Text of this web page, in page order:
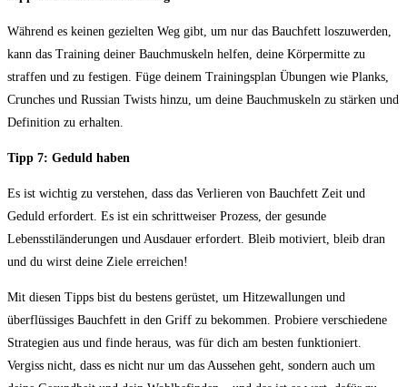
Während es keinen gezielten Weg gibt, um nur das Bauchfett loszuwerden,
kann das Training deiner ⁣Bauchmuskeln helfen, deine Körpermitte zu
straffen und zu ⁤festigen. Füge deinem Trainingsplan Übungen wie Planks,
Crunches und Russian Twists‌ hinzu, um deine Bauchmuskeln zu stärken und
Definition ⁢zu erhalten.
Tipp 7: Geduld haben
Es ist wichtig zu ​verstehen, dass das Verlieren von Bauchfett Zeit und
Geduld ‍erfordert. Es ist ein schrittweiser⁢ Prozess, der gesunde
Lebensstiländerungen und Ausdauer erfordert. Bleib motiviert, bleib dran
und du wirst deine Ziele erreichen!
Mit diesen Tipps bist du bestens gerüstet, um Hitzewallungen und
überflüssiges‌ Bauchfett in den Griff zu ‌bekommen. ⁤Probiere verschiedene
Strategien aus und finde⁢ heraus, was für ⁤dich am besten‌ funktioniert. ​
Vergiss nicht, dass es nicht nur um das‌ Aussehen geht, sondern auch ‍um